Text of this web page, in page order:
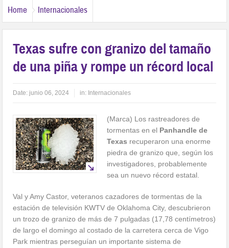
Home Internacionales
Texas sufre con granizo del tamaño
de una piña y rompe un récord local
Date: junio 06, 2024 in: Internacionales
(Marca) Los rastreadores de
tormentas en el Panhandle de
Texas recuperaron una enorme
piedra de granizo que, según los
investigadores, probablemente
sea un nuevo récord estatal.
Val y Amy Castor, veteranos cazadores de tormentas de la
estación de televisión KWTV de Oklahoma City, descubrieron
un trozo de granizo de más de 7 pulgadas (17,78 centímetros)
de largo el domingo al costado de la carretera cerca de Vigo
Park mientras perseguían un importante sistema de